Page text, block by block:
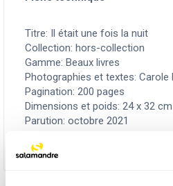
Titre: Il était une fois la nuit
Collection: hors-collection
Gamme: Beaux livres
Photographies et textes: Carole
Pagination: 200 pages
Dimensions et poids: 24 x 32
Parution: octobre 2021